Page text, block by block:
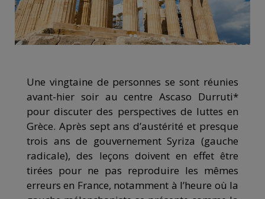
Une vingtaine de personnes se sont réunies
avant-hier soir au centre Ascaso Durruti*
pour discuter des perspectives de luttes en
Grèce. Après sept ans d’austérité et presque
trois ans de gouvernement Syriza (gauche
radicale), des leçons doivent en effet être
tirées pour ne pas reproduire les mêmes
erreurs en France, notamment à l’heure où la